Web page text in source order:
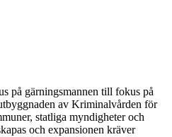
på gärningsmannen till fokus på
av Kriminalvården för
statliga myndigheter och
och expansionen kräver